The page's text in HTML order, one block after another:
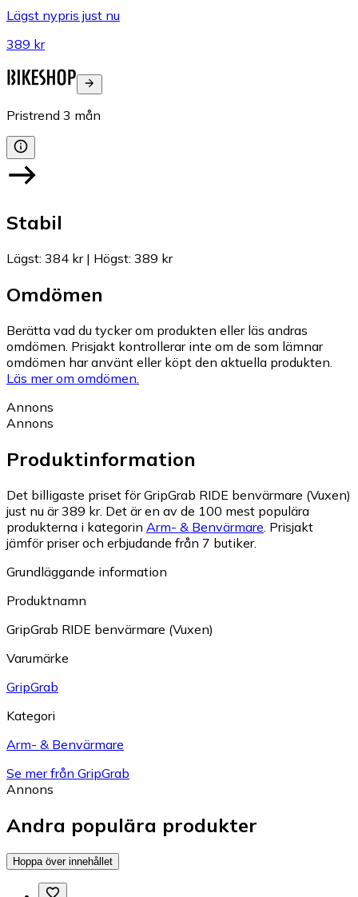
Lägst nypris just nu
389 kr
Pristrend 3 mån
Stabil
Lägst: 384 kr| Högst: 389 kr
Omdömen
Berätta vad du tycker om produkten eller läs andras
omdömen. Prisjakt kontrollerar inte om de som lämnar
omdömen har använt eller köpt den aktuella produkten.
Läs mer om omdömen.
Annons
Annons
Produktinformation
Det billigaste priset för GripGrab RIDE benvärmare (Vuxen)
just nu är 389 kr. Det är en av de 100 mest populära
produkterna i kategorin Arm- & Benvärmare Prisjakt
jämför priser och erbjudande från 7 butiker.
Grundläggande information
Produktnamn
GripGrab RIDE benvärmare (Vuxen)
Varumärke
GripGrab
Kategori
Arm- & Benvärmare
Se mer från GripGrab
Annons
Andra populära produkter
Hoppa över innehållet